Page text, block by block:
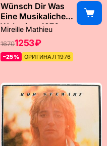
Wünsch Dir Was
Eine Musikaliche
Weltreise, 1976
Mireille Mathieu
16701253 ₽
–25% ОРИГИНАЛ 1976